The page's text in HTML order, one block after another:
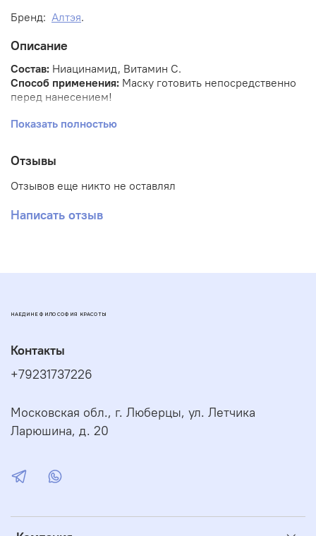
Бренд: Алтэя.
Описание
Состав: Ниацинамид, Витамин С.
Способ применения: Маску готовить непосредственно
перед нанесением!
1. 30 г порошка смешать с 40 мл воды (не более 20°С),
шея, зона декольте).
3. Оставить на 15-20 минут до застывания.
Показать полностью
Отзывы
Отзывов еще никто не оставлял
Написать отзыв
НАЕДИНЕ ФИЛОСОФИЯ КРАСОТЫ
Контакты
+79231737226
Московская обл., г. Люберцы, ул. Летчика
Ларюшина, д. 20